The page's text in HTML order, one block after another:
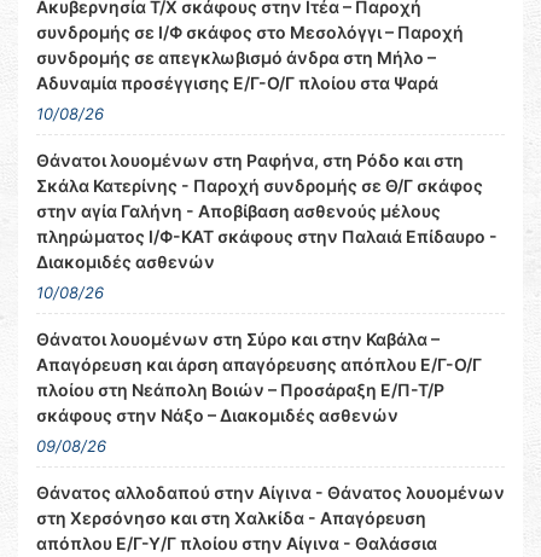
Ακυβερνησία Τ/Χ σκάφους στην Ιτέα – Παροχή
συνδρομής σε Ι/Φ σκάφος στο Μεσολόγγι – Παροχή
συνδρομής σε απεγκλωβισμό άνδρα στη Μήλο –
Αδυναμία προσέγγισης Ε/Γ-Ο/Γ πλοίου στα Ψαρά
10/08/26
Θάνατοι λουομένων στη Ραφήνα, στη Ρόδο και στη
Σκάλα Κατερίνης - Παροχή συνδρομής σε Θ/Γ σκάφος
στην αγία Γαλήνη - Αποβίβαση ασθενούς μέλους
πληρώματος Ι/Φ-ΚΑΤ σκάφους στην Παλαιά Επίδαυρο -
Διακομιδές ασθενών
10/08/26
Θάνατοι λουομένων στη Σύρο και στην Καβάλα –
Απαγόρευση και άρση απαγόρευσης απόπλου Ε/Γ-Ο/Γ
πλοίου στη Νεάπολη Βοιών – Προσάραξη Ε/Π-Τ/Ρ
σκάφους στην Νάξο – Διακομιδές ασθενών
09/08/26
Θάνατος αλλοδαπού στην Αίγινα - Θάνατος λουομένων
στη Χερσόνησο και στη Χαλκίδα - Απαγόρευση
απόπλου Ε/Γ-Υ/Γ πλοίου στην Αίγινα - Θαλάσσια